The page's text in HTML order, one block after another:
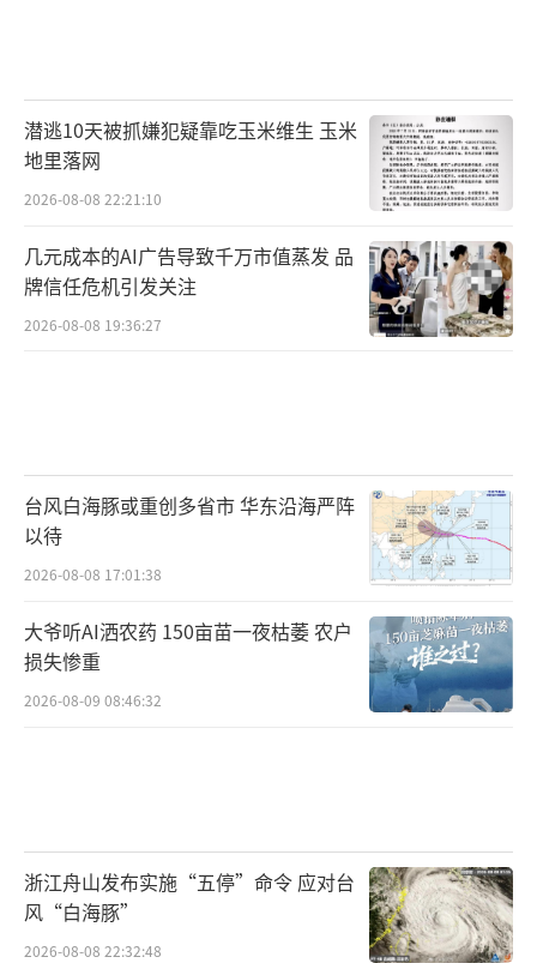
潜逃10天被抓嫌犯疑靠吃玉米维生 玉米
地里落网
2026-08-08 22:21:10
几元成本的AI广告导致千万市值蒸发 品
牌信任危机引发关注
2026-08-08 19:36:27
台风白海豚或重创多省市 华东沿海严阵
以待
2026-08-08 17:01:38
大爷听AI洒农药 150亩苗一夜枯萎 农户
损失惨重
2026-08-09 08:46:32
浙江舟山发布实施“五停”命令 应对台
风“白海豚”
2026-08-08 22:32:48